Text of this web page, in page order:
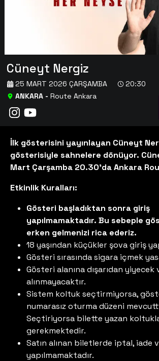
Cüneyt Nergiz
ANKARA- Route Ankara
25 MART 2026 ÇARŞAMBA 20:30
İlk gösterisini yayınlayan Cüneyt
gösterisiyle sahnelere dönüyor.
Mart Çarşamba 20.30'da Ankara
Etkinlik Kuralları:
Gösteri başladıktan sonra giriş
yapılmamaktadır. Bu sebeple
erken gelmenizi rica ederiz.
18 yaşından küçükler şova giriş
Gösteri sırasında sigara içmek
Gösteri alanına dışarıdan yiyecek
alınmayacaktır.
Sistem koltuk seçtirmiyorsa,
numarasız oturma düzeni
Seçtiriyorsa bilette yazan
gerekmektedir.
Satın alınan biletlerde iptal, iade
yapılmamaktadır.